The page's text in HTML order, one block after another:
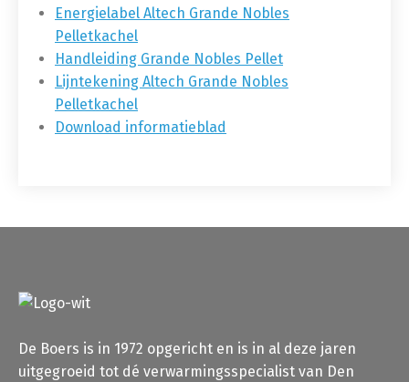
Energielabel Altech Grande Nobles
Pelletkachel
Handleiding Grande Nobles Pellet
Lijntekening Altech Grande Nobles
Pelletkachel
Download informatieblad
De Boers is in 1972 opgericht en is in al deze jaren
uitgegroeid tot dé verwarmingsspecialist van Den